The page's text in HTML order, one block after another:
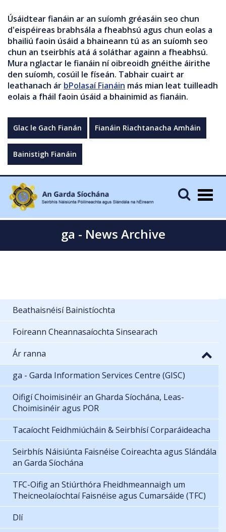
Úsáidtear fianáin ar an suíomh gréasáin seo chun
d'eispéireas brabhsála a fheabhsú agus chun eolas a
bhailiú faoin úsáid a bhaineann tú as an suíomh seo
chun an tseirbhís atá á soláthar againn a fheabhsú.
Mura nglactar le fianáin ní oibreoidh gnéithe áirithe
den suíomh, cosúil le físeán. Tabhair cuairt ar
leathanach ár bPolasaí Fianáin más mian leat tuilleadh
eolais a fháil faoin úsáid a bhainimid as fianáin.
Glac le Gach Fianán Fianáin Riachtanacha Amháin
Bainistigh Fianáin
ga - News Archive
Beathaisnéisí Bainistíochta
Foireann Cheannasaíochta Sinsearach
Ár ranna
ga - Garda Information Services Centre (GISC)
Oifigí Choimisinéir an Gharda Síochána, Leas-
Choimisinéir agus POR
Tacaíocht Feidhmiúcháin & Seirbhísí Corparáideacha
Seirbhís Náisiúnta Faisnéise Coireachta agus Slándála
an Garda Síochána
TFC-Oifig an Stiúrthóra Fheidhmeannaigh um
Theicneolaíochtaí Faisnéise agus Cumarsáide (TFC)
Dlí